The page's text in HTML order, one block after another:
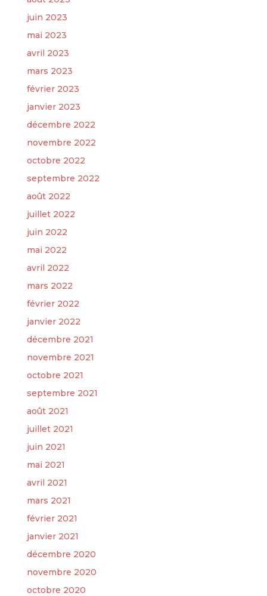
juin 2023
mai 2023
avril 2023
mars 2023
février 2023
janvier 2023
décembre 2022
novembre 2022
octobre 2022
septembre 2022
août 2022
juillet 2022
juin 2022
mai 2022
avril 2022
mars 2022
février 2022
janvier 2022
décembre 2021
novembre 2021
octobre 2021
septembre 2021
août 2021
juillet 2021
juin 2021
mai 2021
avril 2021
mars 2021
février 2021
janvier 2021
décembre 2020
novembre 2020
octobre 2020